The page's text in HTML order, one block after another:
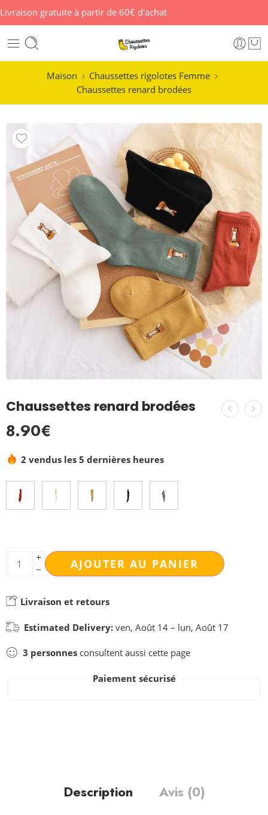
Livraison gratuite à partir de 60€ d'achat
Maison
Chaussettes rigolotes Femme
Chaussettes renard brodées
Chaussettes renard brodées
8.90€
2 vendus les 5 dernières heures
AJOUTER AU PANIER
Livraison et retours
Estimated Delivery: ven, Août 14 – lun, Août 17
3 personnes consultent aussi cette page
Paiement sécurisé
Description Avis (0)